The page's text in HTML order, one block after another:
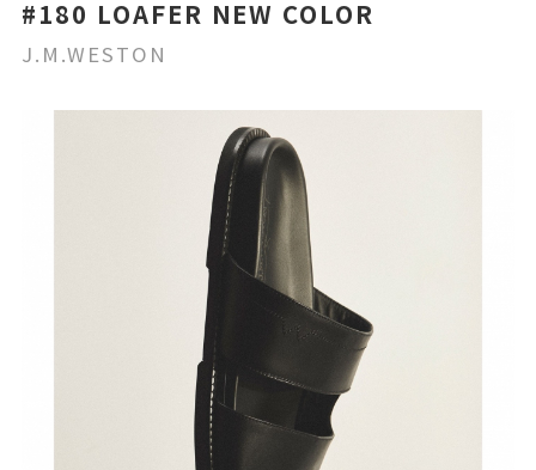
#180 LOAFER NEW COLOR
J.M.WESTON